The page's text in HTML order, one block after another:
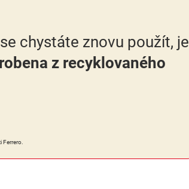
chystáte znovu použít, je
z recyklovaného